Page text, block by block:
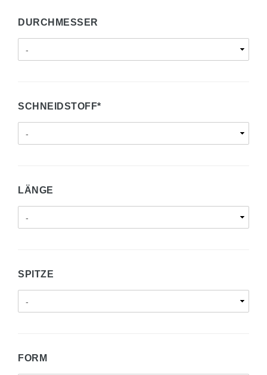
DURCHMESSER
SCHNEIDSTOFF*
LÄNGE
SPITZE
FORM